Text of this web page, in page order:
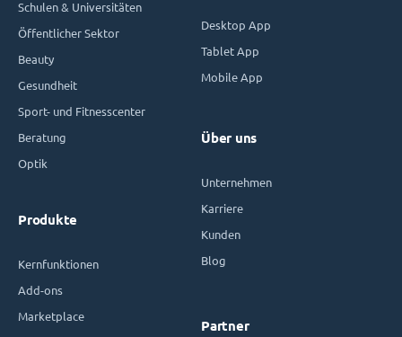
Schulen & Universitäten
Öffentlicher Sektor
Beauty
Gesundheit
Sport- und Fitnesscenter
Beratung
Optik
Produkte
Kernfunktionen
Add-ons
Marketplace
Desktop App
Tablet App
Mobile App
Über uns
Unternehmen
Karriere
Kunden
Blog
Partner